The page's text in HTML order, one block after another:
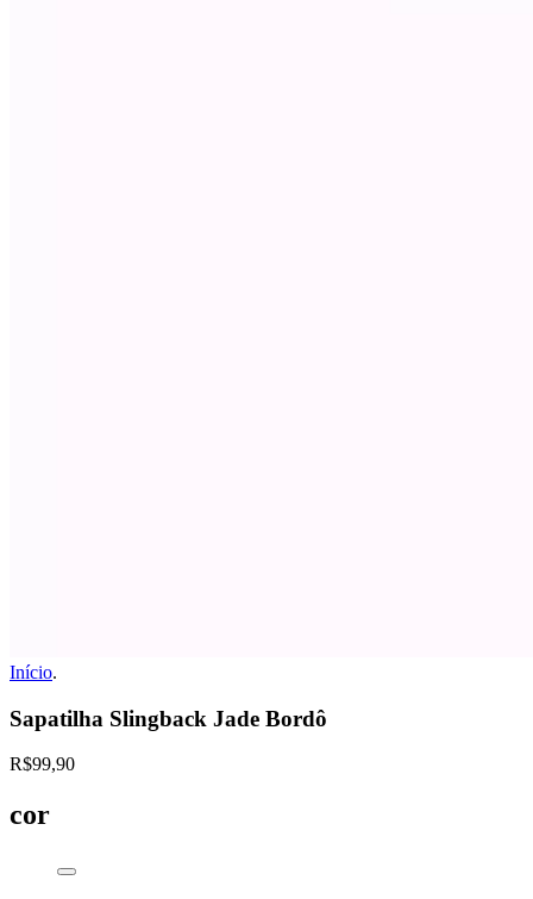
Início.
Sapatilha Slingback Jade Bordô
R$99,90
cor